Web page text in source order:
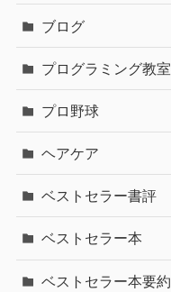
ブログ
プログラミング教室
プロ野球
ヘアケア
ベストセラー書評
ベストセラー本
ベストセラー本要約